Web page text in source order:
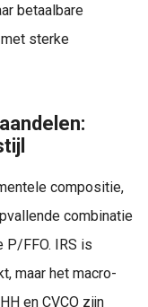
betaalbare
sterke
compositie,
combinatie
P/FFO. IRS is
maar het macro-
en CVCO zijn